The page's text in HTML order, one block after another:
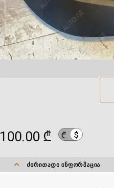
100.00 ₾ ₾ $
ᲫᲘᲠᲘᲗᲐᲓᲘ ᲘᲜᲤᲝᲠᲛᲐᲪᲘᲐ